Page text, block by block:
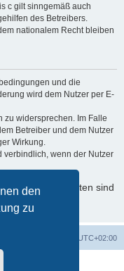
den
zu
c gilt sinngemäß auch
des Betreibers.
nationalem Recht bleiben
und die
wird dem Nutzer per E-
zu widersprechen. Im Falle
Betreiber und dem Nutzer
Wirkung.
verbindlich, wenn der Nutzer
persönlichen Daten sind
UTC+02:00
phpBB Limited